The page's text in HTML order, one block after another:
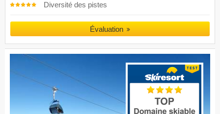
Diversité des pistes
Évaluation